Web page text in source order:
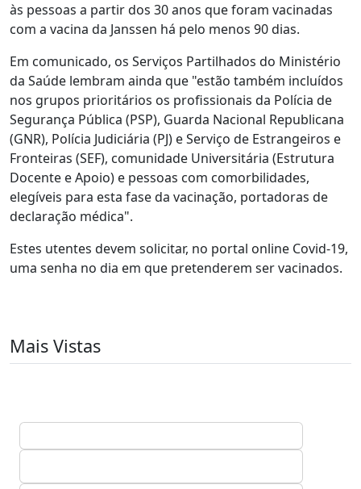
às pessoas a partir dos 30 anos que foram vacinadas
com a vacina da Janssen há pelo menos 90 dias.
Em comunicado, os Serviços Partilhados do Ministério
da Saúde lembram ainda que "estão também incluídos
nos grupos prioritários os profissionais da Polícia de
Segurança Pública (PSP), Guarda Nacional Republicana
(GNR), Polícia Judiciária (PJ) e Serviço de Estrangeiros e
Fronteiras (SEF), comunidade Universitária (Estrutura
Docente e Apoio) e pessoas com comorbilidades,
elegíveis para esta fase da vacinação, portadoras de
declaração médica".
Estes utentes devem solicitar, no portal online Covid-19,
uma senha no dia em que pretenderem ser vacinados.
Mais Vistas